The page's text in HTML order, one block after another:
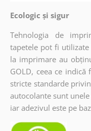
Ecologic și sigur
Tehnologia de
tapetele pot fi
la imprimare au
GOLD, ceea ce
stricte standarde
autocolante sunt
iar adezivul este pe